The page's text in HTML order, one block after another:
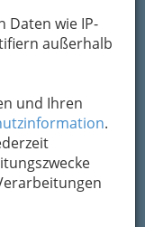
Daten wie IP-
außerhalb
und Ihren
.